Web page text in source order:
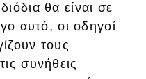
θα είναι σε
αυτό, οι οδηγοί
τους
συνήθεις